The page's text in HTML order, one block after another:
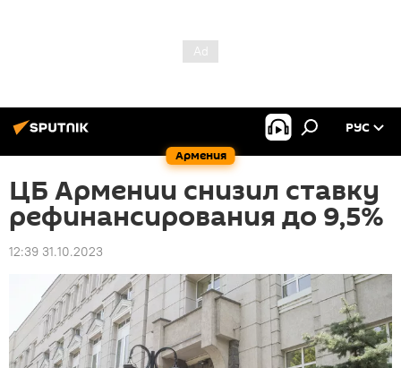
Армения
РУС
ЦБ Армении снизил ставку
рефинансирования до 9,5%
12:39 31.10.2023